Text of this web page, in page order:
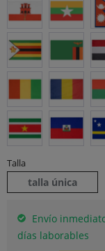
Talla
talla única
Envío
días laborables